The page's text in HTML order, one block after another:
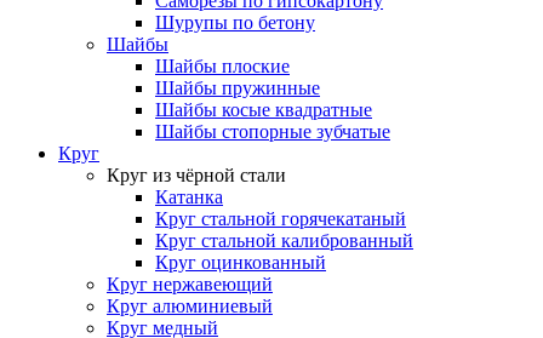
Шурупы по бетону
Шайбы
Шайбы плоские
Шайбы пружинные
Шайбы косые квадратные
Шайбы стопорные зубчатые
Круг
Круг из чёрной стали
Катанка
Круг стальной горячекатаный
Круг стальной калиброванный
Круг оцинкованный
Круг нержавеющий
Круг алюминиевый
Круг медный